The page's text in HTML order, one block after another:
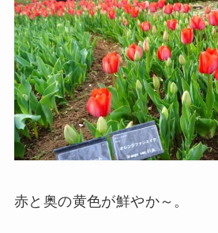
赤と奥の黄色が鮮やか～。